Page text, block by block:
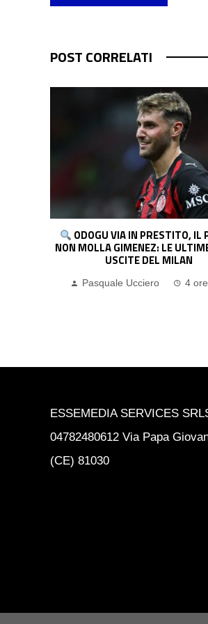
POST CORRELATI
MATTEO MORETTO: “SE IL
SU OSORIO IN MODO
TRATTATIVA POTREBBE
ESSEMEDIA SERVICES
04782480612 Via Papa
(CE) 81030